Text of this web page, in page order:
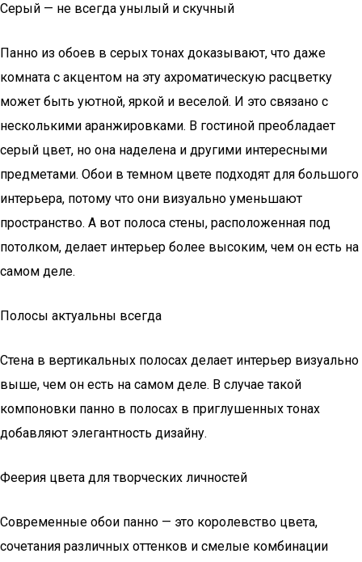
Серый — не всегда унылый и скучный
Панно из обоев в серых тонах доказывают, что даже
комната с акцентом на эту ахроматическую расцветку
может быть уютной, яркой и веселой. И это связано с
несколькими аранжировками. В гостиной преобладает
серый цвет, но она наделена и другими интересными
предметами. Обои в темном цвете подходят для большого
интерьера, потому что они визуально уменьшают
пространство. А вот полоса стены, расположенная под
потолком, делает интерьер более высоким, чем он есть на
самом деле.
Полосы актуальны всегда
Стена в вертикальных полосах делает интерьер визуально
выше, чем он есть на самом деле. В случае такой
компоновки панно в полосах в приглушенных тонах
добавляют элегантность дизайну.
Феерия цвета для творческих личностей
Современные обои панно — это королевство цвета,
сочетания различных оттенков и смелые комбинации